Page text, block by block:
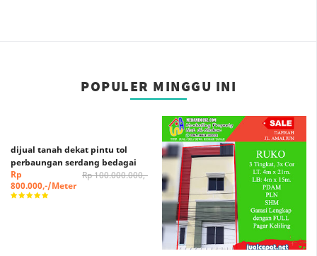
POPULER MINGGU INI
dijual tanah dekat pintu tol
perbaungan serdang bedagai
Rp 100.000.000,-
Rp
800.000,-/Meter